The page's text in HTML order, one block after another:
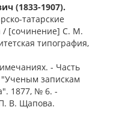
(1833-1907).
татарские
/ [сочинение] С. М.
типография,
- Часть
запискам
1877, № 6. -
В. Щапова.